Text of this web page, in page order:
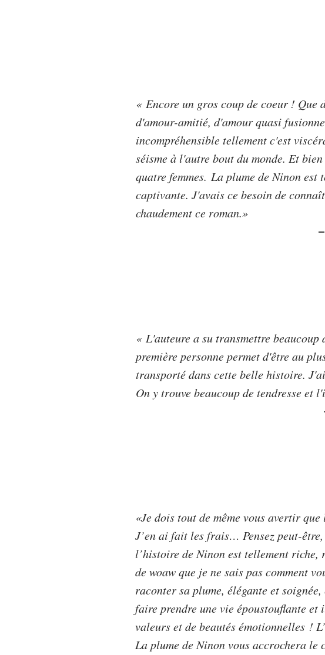
« Encore un gros coup de coeur ! Que
d'amour-amitié, d'amour quasi
incompréhensible tellement c'est
séisme à l'autre bout du monde. Et
quatre femmes. La plume de Ninon est
captivante. J'avais ce besoin de
chaudement ce roman.»
«L'auteure a su transmettre
première personne permet d'être au
transporté dans cette belle histoire. J
On y trouve beaucoup de tendresse et
«Je dois tout de même vous avertir
J’en ai fait les frais… Pensez peut-
l’histoire de Ninon est tellement riche,
de woaw que je ne sais pas comment
raconter sa plume, élégante et
faire prendre une vie époustouflante
valeurs et de beautés émotionnelles !
La plume de Ninon vous accrochera